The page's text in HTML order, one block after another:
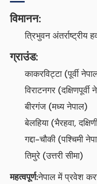
विमानन:
त्रिभुवन अंतर्राष्ट्रीय
ग्राउंड:
काकरविट्टा (पूर्वी
विराटनगर (दक्षिणपूर्वी
बीरगंज (मध्य नेपाल)
बेलहिया (भैरहवा,
गद्दा-चौकी (पश्चिमी
तिमुरे (उत्तरी सीमा)
महत्वपूर्ण:नेपाल में प्रवेश